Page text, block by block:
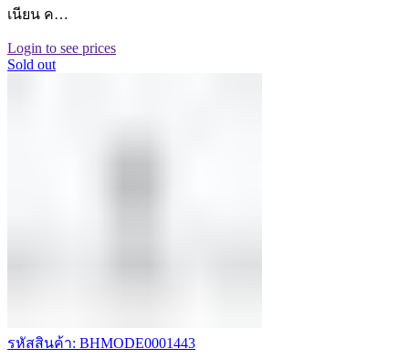
เนียน ค…
Login to see prices
Sold out
รหัสสินค้า: BHMODE0001443